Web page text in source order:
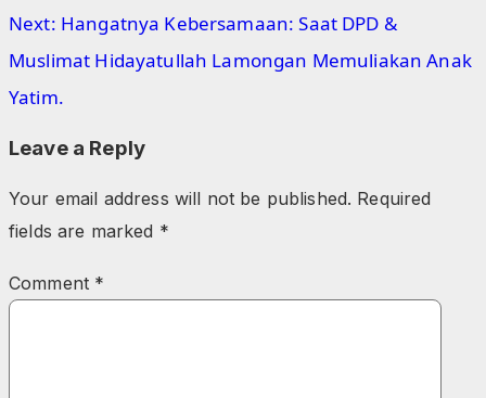
Next: Hangatnya Kebersamaan: Saat DPD &
Muslimat Hidayatullah Lamongan Memuliakan Anak
Yatim.
Leave a Reply
Your email address will not be published. Required
fields are marked *
Comment *